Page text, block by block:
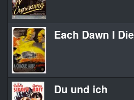
Each Dawn I Die
Du und ich